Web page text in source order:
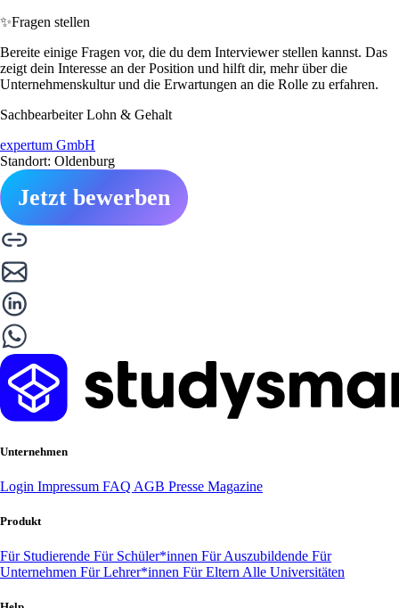
✨Fragen stellen
Bereite einige Fragen vor, die du dem Interviewer stellen kannst. Das
zeigt dein Interesse an der Position und hilft dir, mehr über die
Unternehmenskultur und die Erwartungen an die Rolle zu erfahren.
Sachbearbeiter Lohn & Gehalt
expertum GmbH
Standort: Oldenburg
Jetzt bewerben
Unternehmen
Login Impressum FAQ AGB Presse Magazine
Produkt
Für Studierende Für Schüler*innen Für Auszubildende Für
Unternehmen Für Lehrer*innen Für Eltern Alle Universitäten